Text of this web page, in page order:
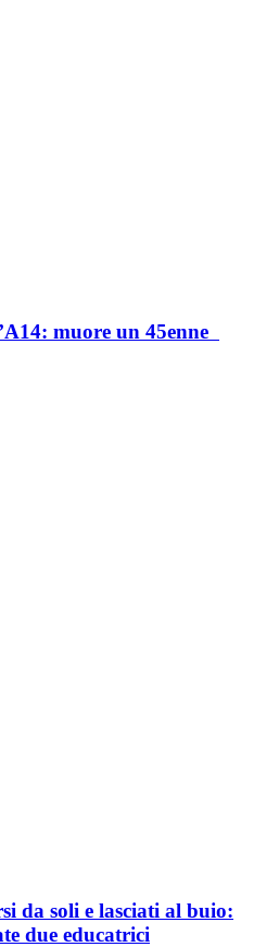
muore un 45enne
da soli e lasciati al buio:
due educatrici